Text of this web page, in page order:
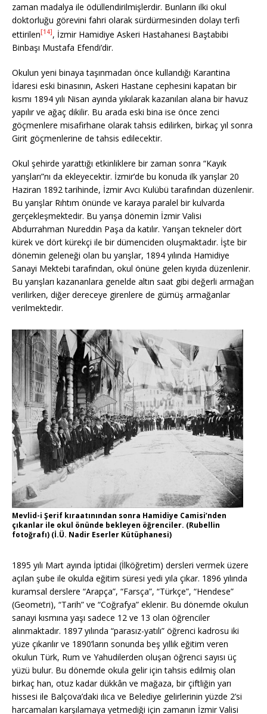
zaman madalya ile ödüllendirilmişlerdir. Bunların ilki okul
doktorluğu görevini fahri olarak sürdürmesinden dolayı terfi
ettirilen[14], İzmir Hamidiye Askeri Hastahanesi Baştabibi
Binbaşı Mustafa Efendi’dir.
Okulun yeni binaya taşınmadan önce kullandığı Karantina
İdaresi eski binasının, Askeri Hastane cephesini kapatan bir
kısmı 1894 yılı Nisan ayında yıkılarak kazanılan alana bir havuz
yapılır ve ağaç dikilir. Bu arada eski bina ise önce zenci
göçmenlere misafirhane olarak tahsis edilirken, birkaç yıl sonra
Girit göçmenlerine de tahsis edilecektir.
Okul şehirde yarattığı etkinliklere bir zaman sonra “Kayık
yarışları”nı da ekleyecektir. İzmir’de bu konuda ilk yarışlar 20
Haziran 1892 tarihinde, İzmir Avcı Kulübü tarafından düzenlenir.
Bu yarışlar Rıhtım önünde ve karaya paralel bir kulvarda
gerçekleşmektedir. Bu yarışa dönemin İzmir Valisi
Abdurrahman Nureddin Paşa da katılır. Yarışan tekneler dört
kürek ve dört kürekçi ile bir dümenciden oluşmaktadır. İşte bir
dönemin geleneği olan bu yarışlar, 1894 yılında Hamidiye
Sanayi Mektebi tarafından, okul önüne gelen kıyıda düzenlenir.
Bu yarışları kazananlara genelde altın saat gibi değerli armağan
verilirken, diğer dereceye girenlere de gümüş armağanlar
verilmektedir.
Mevlid-i Şerif kıraatınından sonra Hamidiye Camisi’nden
çıkanlar ile okul önünde bekleyen öğrenciler. (Rubellin
fotoğrafı) (İ.Ü. Nadir Eserler Kütüphanesi)
1895 yılı Mart ayında İptidai (İlköğretim) dersleri vermek üzere
açılan şube ile okulda eğitim süresi yedi yıla çıkar. 1896 yılında
kuramsal derslere “Arapça”, “Farsça”, “Türkçe”, “Hendese”
(Geometri), “Tarih” ve “Coğrafya” eklenir. Bu dönemde okulun
sanayi kısmına yaşı sadece 12 ve 13 olan öğrenciler
alınmaktadır. 1897 yılında “parasız-yatılı” öğrenci kadrosu iki
yüze çıkarılır ve 1890’ların sonunda beş yıllık eğitim veren
okulun Türk, Rum ve Yahudilerden oluşan öğrenci sayısı üç
yüzü bulur. Bu dönemde okula gelir için tahsis edilmiş olan
birkaç han, otuz kadar dükkân ve mağaza, bir çiftliğin yarı
hissesi ile Balçova’daki ılıca ve Belediye gelirlerinin yüzde 2’si
harcamaları karşılamaya yetmediği için zamanın İzmir Valisi